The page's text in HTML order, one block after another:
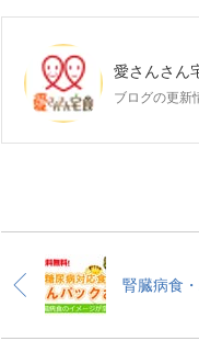
愛さんさん
ブログの更新